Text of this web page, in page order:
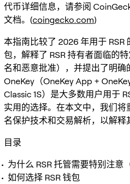
代币详细信息，请参阅
文档。(coingecko.com)
本指南比较了 2026 年用于 RSR
包，解释了 RSR 持有者面临的
名和恶意批准），并提出了明确
OneKey（OneKey App +
Classic 1S）是大多数用户用于
实用的选择。在本文中，我们将
名保护技术和交易解析，以解释
目录
为什么 RSR 托管需要特别注意
如何选择 RSR 钱包